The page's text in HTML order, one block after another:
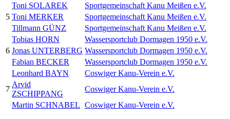
5
Toni SOLAREK
Sportgemeinschaft Kanu Meißen e.V.
Toni MERKER
Sportgemeinschaft Kanu Meißen e.V.
Tillmann GÜNZ
Sportgemeinschaft Kanu Meißen e.V.
6
Tobias HORN
Wassersportclub Dormagen 1950 e.V.
Jonas UNTERBERG Wassersportclub Dormagen 1950 e.V.
Fabian BECKER
Wassersportclub Dormagen 1950 e.V.
7
Leonhard BAYN
Coswiger Kanu-Verein e.V.
Arvid
ZSCHIPPANG
Coswiger Kanu-Verein e.V.
Martin SCHNABEL Coswiger Kanu-Verein e.V.